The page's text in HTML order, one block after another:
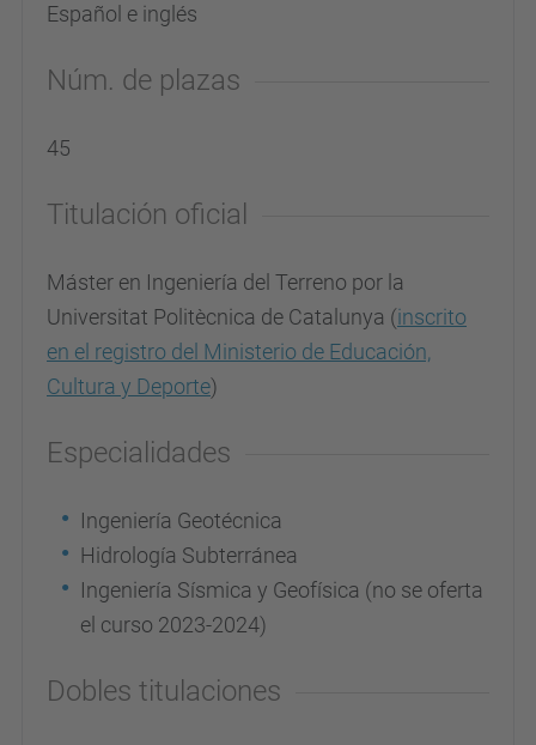
Español e inglés
Núm. de plazas
45
Titulación oficial
Máster en Ingeniería del Terreno por la
Universitat Politècnica de Catalunya (inscrito
en el registro del Ministerio de Educación,
Cultura y Deporte)
Especialidades
Ingeniería Geotécnica
Hidrología Subterránea
Ingeniería Sísmica y Geofísica (no se oferta
el curso 2023-2024)
Dobles titulaciones